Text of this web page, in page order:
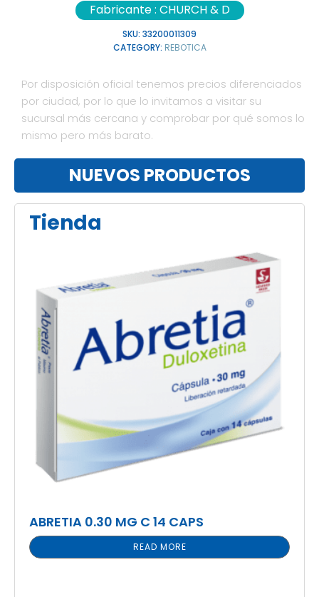
Fabricante : CHURCH & D
SKU: 33200011309
CATEGORY: REBOTICA
Por disposición oficial tenemos precios diferenciados
por ciudad, por lo que lo invitamos a visitar su
sucursal más cercana y comprobar por qué somos lo
mismo pero más barato.
NUEVOS PRODUCTOS
Tienda
ABRETIA 0.30 MG C 14 CAPS
READ MORE